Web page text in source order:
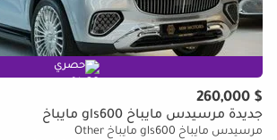
حصري
$ 260,000
جديدة مرسيدس مايباخ gls600 مايباخ
مرسيدس مايباخ gls600 مايباخ Other